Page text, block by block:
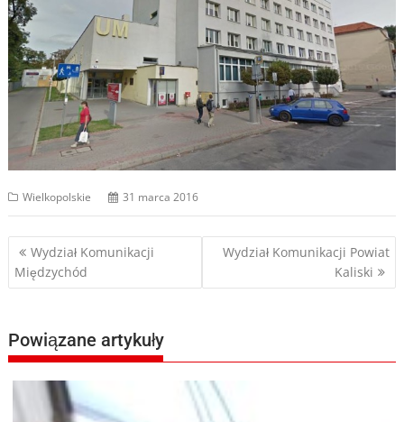
Wielkopolskie 31 marca 2016
Nawigacja
wpisu
Wydział Komunikacji
Międzychód
Wydział Komunikacji Powiat
Kaliski
Powiązane artykuły